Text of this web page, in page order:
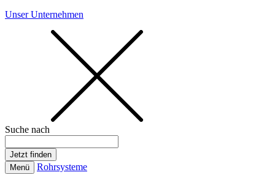
Unser Unternehmen
Suche nach
Menü Rohrsysteme